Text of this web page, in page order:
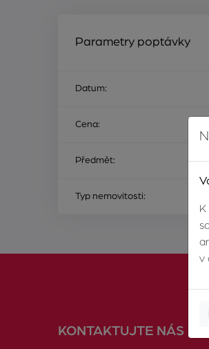
Parametry poptávky
Datum:
Cena:
Předmět:
Typ nemovitosti:
KONTAKTUJTE NÁS
K
v